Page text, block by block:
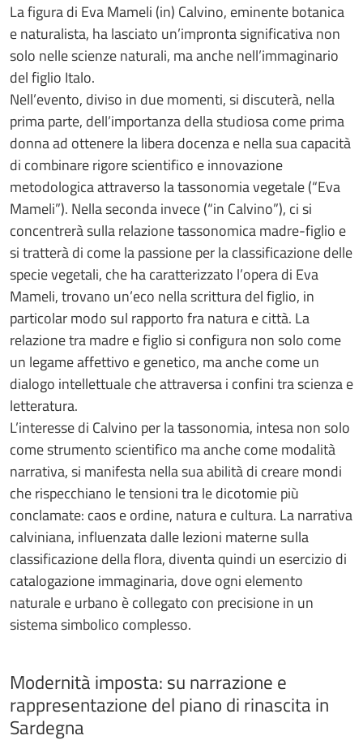
La figura di Eva Mameli (in) Calvino, eminente botanica
e naturalista, ha lasciato un’impronta significativa non
solo nelle scienze naturali, ma anche nell’immaginario
del figlio Italo.
Nell’evento, diviso in due momenti, si discuterà, nella
prima parte, dell’importanza della studiosa come prima
donna ad ottenere la libera docenza e nella sua capacità
di combinare rigore scientifico e innovazione
metodologica attraverso la tassonomia vegetale (“Eva
Mameli”). Nella seconda invece (“in Calvino”), ci si
concentrerà sulla relazione tassonomica madre-figlio e
si tratterà di come la passione per la classificazione delle
specie vegetali, che ha caratterizzato l’opera di Eva
Mameli, trovano un’eco nella scrittura del figlio, in
particolar modo sul rapporto fra natura e città. La
relazione tra madre e figlio si configura non solo come
un legame affettivo e genetico, ma anche come un
dialogo intellettuale che attraversa i confini tra scienza e
letteratura.
L’interesse di Calvino per la tassonomia, intesa non solo
come strumento scientifico ma anche come modalità
narrativa, si manifesta nella sua abilità di creare mondi
che rispecchiano le tensioni tra le dicotomie più
conclamate: caos e ordine, natura e cultura. La narrativa
calviniana, influenzata dalle lezioni materne sulla
classificazione della flora, diventa quindi un esercizio di
catalogazione immaginaria, dove ogni elemento
naturale e urbano è collegato con precisione in un
sistema simbolico complesso.
Modernità imposta: su narrazione e
rappresentazione del piano di rinascita in
Sardegna